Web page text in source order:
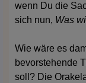
wenn Du die
sich nun, Was
Wie wäre es
bevorstehende
soll? Die